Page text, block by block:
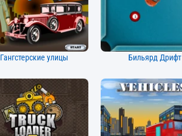
Гангстерские улицы Бильярд Дрифт